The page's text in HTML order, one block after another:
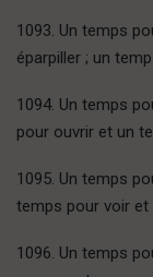
1093. Un temps
éparpiller ; un
1094. Un temps
pour ouvrir et un
1095. Un temps
temps pour voir et
1096. Un temps